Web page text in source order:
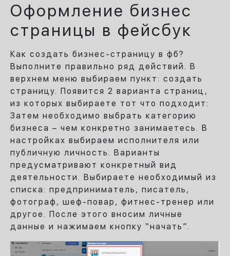
Оформление бизнес
страницы в фейсбук
Как создать бизнес-страницу в фб?
Выполните правильно ряд действий. В
верхнем меню выбираем пункт: создать
страницу. Появится 2 варианта страниц,
из которых выбираете тот что подходит:
Затем необходимо выбрать категорию
бизнеса – чем конкретно занимаетесь. В
настройках выбираем исполнителя или
публичную личность. Варианты
предусматривают конкретный вид
деятельности. Выбираете необходимый из
списка: предприниматель, писатель,
фотограф, шеф-повар, фитнес-тренер или
другое. После этого вносим личные
данные и нажимаем кнопку “начать”.